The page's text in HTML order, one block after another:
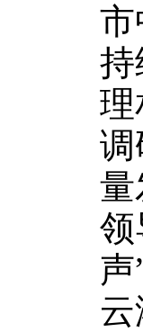
市
持
理
调
量
领